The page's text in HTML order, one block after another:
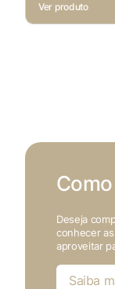
Ver produto
Deseja
conhecer
aproveitar
Saiba